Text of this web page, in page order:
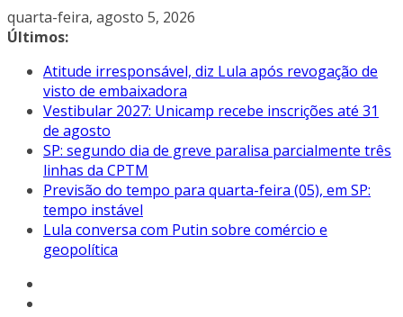
Pular
para
conteúdo
quarta-feira, agosto 5, 2026
Últimos:
Atitude irresponsável, diz Lula após revogação de
visto de embaixadora
Vestibular 2027: Unicamp recebe inscrições até 31
de agosto
SP: segundo dia de greve paralisa parcialmente três
linhas da CPTM
Previsão do tempo para quarta-feira (05), em SP:
tempo instável
Lula conversa com Putin sobre comércio e
geopolítica